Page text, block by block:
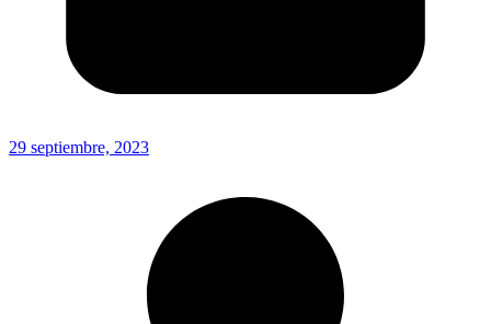
29 septiembre, 2023